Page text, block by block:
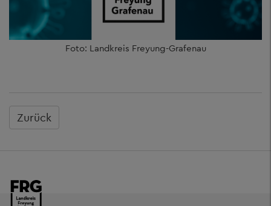
Foto: Landkreis Freyung-Grafenau
Zurück